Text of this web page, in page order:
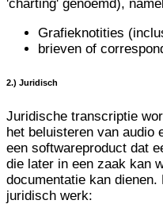
'charting' genoemd),
Grafieknotities
brieven of
2.) Juridisch
Juridische transcriptie
het beluisteren van audio
een softwareproduct dat
die later in een zaak kan
documentatie kan
juridisch werk: